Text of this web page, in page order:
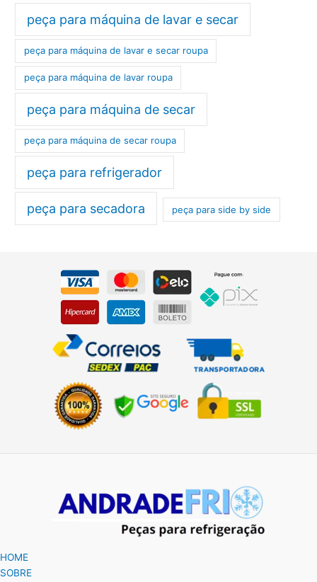
peça para máquina de lavar e secar
peça para máquina de lavar e secar roupa
peça para máquina de lavar roupa
peça para máquina de secar
peça para máquina de secar roupa
peça para refrigerador
peça para secadora peça para side by side
HOME
SOBRE